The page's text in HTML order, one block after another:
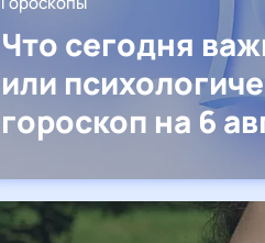
Что сегодня
или
гороскоп на 6